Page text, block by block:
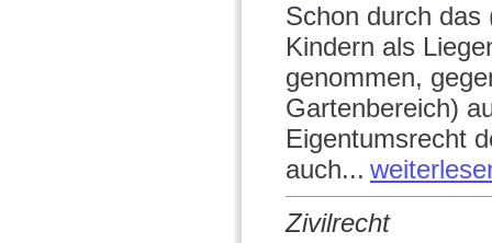
Schon durch
Kindern als
genommen,
Gartenbereich)
Eigentumsrecht
auch...
Zivilrecht